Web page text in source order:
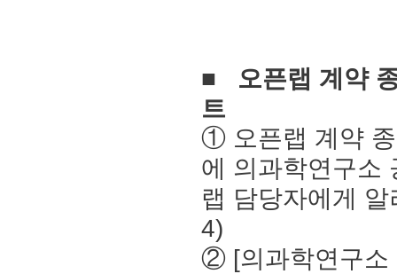
■
오픈랩 계약
트
① 오픈랩 계약
에 의과학연구소
랩 담당자에게
4)
② [의과학연구